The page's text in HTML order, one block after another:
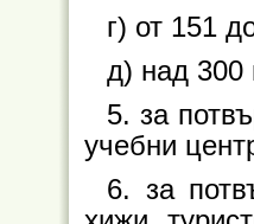
г) от 151
д) над 300
5. за
учебни
6. за